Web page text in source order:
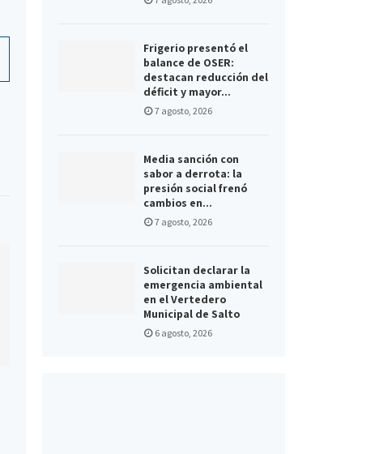
Frigerio presentó el
balance de OSER:
destacan reducción del
déficit y mayor...
7 agosto, 2026
Media sanción con
sabor a derrota: la
presión social frenó
cambios en...
7 agosto, 2026
Solicitan declarar la
emergencia ambiental
en el Vertedero
Municipal de Salto
6 agosto, 2026